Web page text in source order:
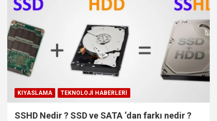
KIYASLAMA TEKNOLOJI HABERLERI
SSHD Nedir ? SSD ve SATA ‘dan farkı nedir ?